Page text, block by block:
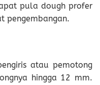
pula dough profer
pengembangan.
atau pemotong
hingga 12 mm.